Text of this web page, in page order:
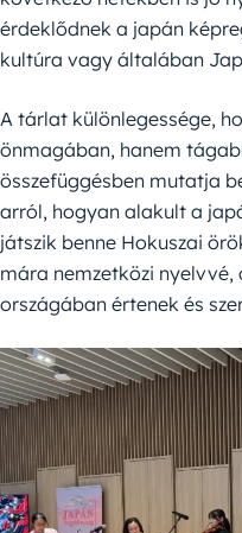
érdeklődnek a japán
kultúra vagy általában
A tárlat különlegessége,
önmagában, hanem
összefüggésben mutatja
arról, hogyan alakult a
játszik benne Hokuszai
mára nemzetközi
országában értenek és